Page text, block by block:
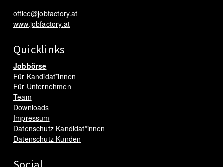
office@jobfactory.at
www.jobfactory.at
Quicklinks
Jobbörse
Für Kandidat*innen
Für Unternehmen
Team
Downloads
Impressum
Datenschutz Kandidat*innen
Datenschutz Kunden
Social